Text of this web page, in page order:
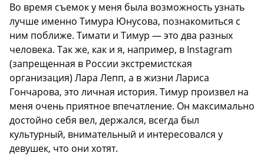
Во время съемок у меня была возможность узнать
лучше именно Тимура Юнусова, познакомиться с
ним поближе. Тимати и Тимур — это два разных
человека. Так же, как и я, например, в Instagram
(запрещенная в России экстремистская
организация) Лара Лепп, а в жизни Лариса
Гончарова, это личная история. Тимур произвел на
меня очень приятное впечатление. Он максимально
достойно себя вел, держался, всегда был
культурный, внимательный и интересовался у
девушек, что они хотят.